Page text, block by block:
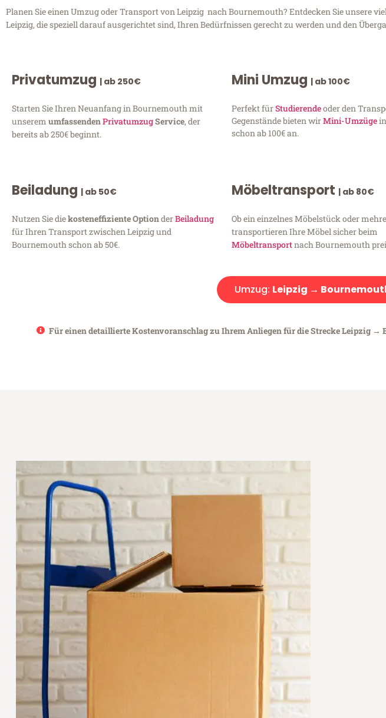
Planen Sie einen Umzug oder Transport von Leipzig nach Bournemouth? Entdecken Sie unsere
Leipzig, die speziell darauf ausgerichtet sind, Ihren Bedürfnissen gerecht zu werden und den
Privatumzug | ab 250€
Starten Sie Ihren Neuanfang in Bournemouth mit
unserem umfassendenPrivatumzugService, der
bereits ab 250€ beginnt.
Mini Umzug | ab 100€
Perfekt fürStudierendeoder den
Gegenstände bieten wirMini-Umzüge
schon ab 100€ an.
Beiladung | ab 50€
Nutzen Sie diekosteneffiziente OptionderBeiladung
für Ihren Transport zwischen Leipzig und
Bournemouth schon ab 50€.
Möbeltransport | ab 80€
Ob ein einzelnes Möbelstück oder
transportieren Ihre Möbel sicher beim
Möbeltransportnach Bournemouth
Umzug: Leipzig →
Für einen detaillierte Kostenvoranschlag zu Ihrem Anliegen für die Strecke Leipzig →